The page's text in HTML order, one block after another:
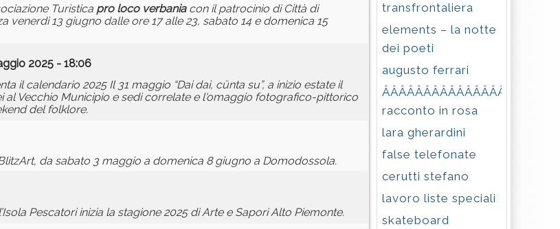
Turistica pro loco verbaniacon il patrocinio di Città di
venerdi 13 giugno dalle ore 17 alle 23, sabato 14 e domenica 15
2025 - 18:06
il calendario 2025 Il 31 maggio “Dai dai, cünta su”, a inizio estate il
Vecchio Municipio e sedi correlate e l'omaggio fotografico-pittorico
del folklore.
da sabato 3 maggio a domenica 8 giugno a Domodossola.
Pescatori inizia la stagione 2025 di Arte e Sapori Alto Piemonte.
transfrontaliera
elements – la notte
dei poeti
augusto ferrari
racconto in rosa
lara gherardini
false telefonate
cerutti stefano
lavoro liste speciali
skateboard